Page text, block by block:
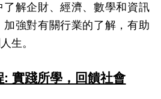
解企財、經濟、數學和資訊
強對有關行業的了解，有助
生。
: 實踐所學，回饋社會